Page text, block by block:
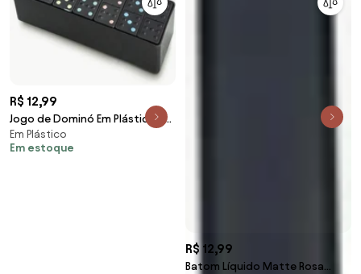
R$ 12,99
Jogo de Dominó Em Plástico 28
Peças
Em Plástico
Em estoque
R$ 12,99
Batom Líquido Matte Rosa